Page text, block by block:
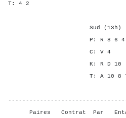
T: 4 2 T:
+-----
Sud (13h)
P: R 8 6 4
C: V 4 |
K: R D 10
T: A 10 8 7
+-------
Paires Contrat Par